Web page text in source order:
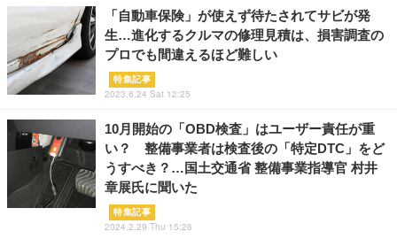
「自動車保険」が使えず待たされてサビが発
生…進化するクルマの修理見積は、損害調査の
プロでも間違えるほど難しい
特集記事
2023.6.24 Sat 12:25
10月開始の「OBD検査」はユーザー責任が重
い？ 整備事業者は検査後の「特定DTC」をど
うすべき？…国土交通省 整備事業指導官 村井
章展氏に聞いた
特集記事
2024.2.29 Thu 15:26